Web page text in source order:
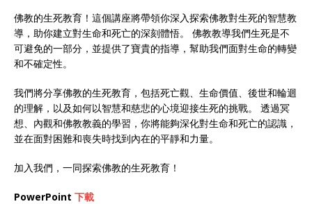
佛教的生死教育！這個講座將帶領你深入探索佛教對生死的智慧教
導，助你建立對生命和死亡的深刻體悟。 佛教教導我們生死是不
可避免的一部分，並提供了寶貴的指導，幫助我們面對生命的轉變
和不確定性。
我們將分享佛教的生死教育，包括死亡觀、生命價值、後世和輪迴
的理解，以及如何以智慧和慈悲的心境迎接生死的挑戰。 透過冥
想、內觀和佛教教義的學習，你將能夠深化對生命和死亡的認識，
並在面對困難和喪失時找到內在的平靜和力量。
加入我們，一同探索佛教的生死教育！
PowerPoint 下載